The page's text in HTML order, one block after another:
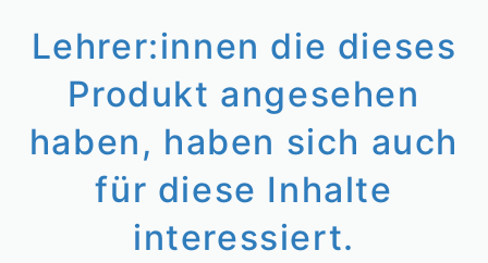
Lehrer:innen die dieses
Produkt angesehen
haben, haben sich auch
für diese Inhalte
interessiert.